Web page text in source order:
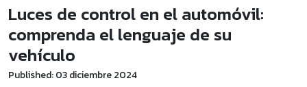
Luces de control en el automóvil:
comprenda el lenguaje de su
vehículo
Published: 03 diciembre 2024